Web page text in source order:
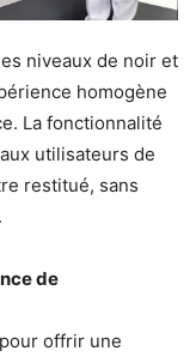
niveaux de noir et
homogène
La fonctionnalité
utilisateurs de
restitué, sans
de
offrir une